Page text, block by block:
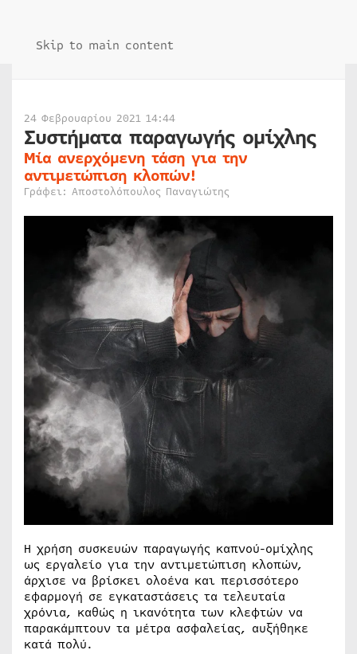
Skip to main content
24 Φεβρουαρίου 2021 14:44
Συστήματα παραγωγής ομίχλης
Μία ανερχόμενη τάση για την
αντιμετώπιση κλοπών!
Γράφει: Αποστολόπουλος Παναγιώτης
Η χρήση συσκευών παραγωγής καπνού-ομίχλης
ως εργαλείο για την αντιμετώπιση κλοπών,
άρχισε να βρίσκει ολοένα και περισσότερο
εφαρμογή σε εγκαταστάσεις τα τελευταία
χρόνια, καθώς η ικανότητα των κλεφτών να
παρακάμπτουν τα μέτρα ασφαλείας, αυξήθηκε
κατά πολύ.